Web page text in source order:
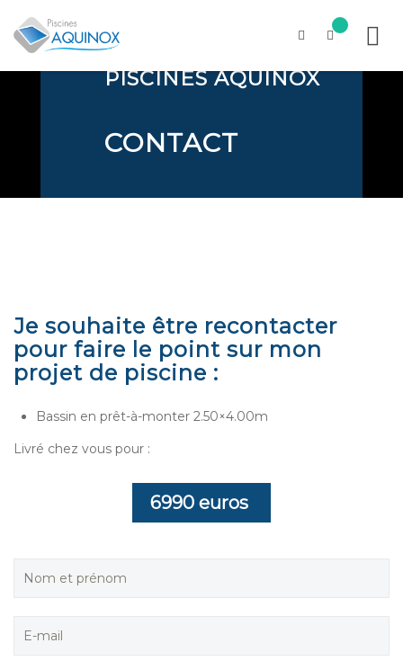
PISCINES AQUINOX
CONTACT
Je souhaite être recontacter
pour faire le point sur mon
projet de piscine :
Bassin en prêt-à-monter 2.50×4.00m
Livré chez vous pour :
6990 euros